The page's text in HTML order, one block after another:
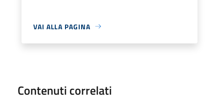
VAI ALLA PAGINA
Contenuti correlati